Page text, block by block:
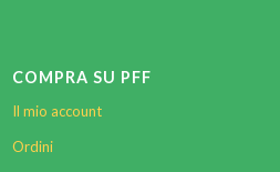
COMPRA SU PFF
Il mio account
Ordini